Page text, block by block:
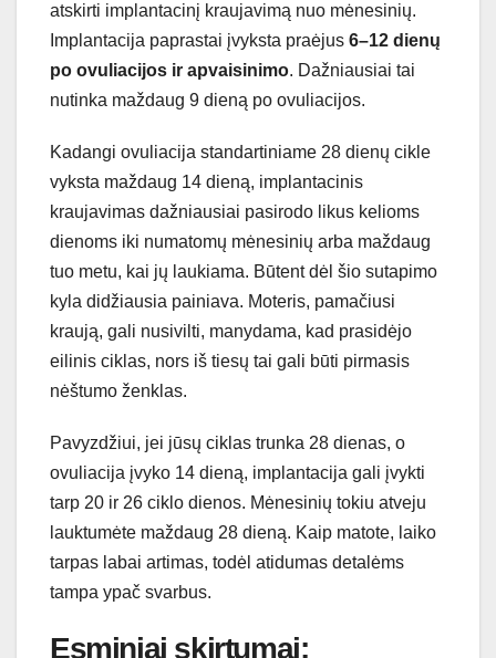
atskirti implantacinį kraujavimą nuo mėnesinių.
Implantacija paprastai įvyksta praėjus 6–12 dienų
po ovuliacijos ir apvaisinimo. Dažniausiai tai
nutinka maždaug 9 dieną po ovuliacijos.
Kadangi ovuliacija standartiniame 28 dienų cikle
vyksta maždaug 14 dieną, implantacinis
kraujavimas dažniausiai pasirodo likus kelioms
dienoms iki numatomų mėnesinių arba maždaug
tuo metu, kai jų laukiama. Būtent dėl šio sutapimo
kyla didžiausia painiava. Moteris, pamačiusi
kraują, gali nusivilti, manydama, kad prasidėjo
eilinis ciklas, nors iš tiesų tai gali būti pirmasis
nėštumo ženklas.
Pavyzdžiui, jei jūsų ciklas trunka 28 dienas, o
ovuliacija įvyko 14 dieną, implantacija gali įvykti
tarp 20 ir 26 ciklo dienos. Mėnesinių tokiu atveju
lauktumėte maždaug 28 dieną. Kaip matote, laiko
tarpas labai artimas, todėl atidumas detalėms
tampa ypač svarbus.
Esminiai skirtumai: